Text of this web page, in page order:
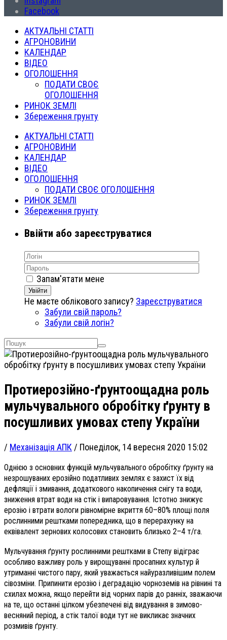
Facebook
АКТУАЛЬНІ СТАТТІ
АГРОНОВИНИ
КАЛЕНДАР
ВІДЕО
ОГОЛОШЕННЯ
ПОДАТИ СВОЄ
ОГОЛОШЕННЯ
РИНОК ЗЕМЛІ
Збереження грунту
АКТУАЛЬНІ СТАТТІ
АГРОНОВИНИ
КАЛЕНДАР
ВІДЕО
ОГОЛОШЕННЯ
ПОДАТИ СВОЄ ОГОЛОШЕННЯ
РИНОК ЗЕМЛІ
Збереження грунту
Ввійти або зареєструватися
Запам'ятати мене
Увійти
Не маєте облікового запису? Зареєструватися
Забули свій пароль?
Забули свій логін?
Протиерозійно-ґрунтоощадна роль
мульчувального обробітку ґрунту в
посушливих умовах степу України
/ Механізація АПК / Понеділок, 14 вересня 2020 15:02
Однією з основних функцій мульчувального обробітку ґрунту на
незрошуваних ерозійно податливих землях є захист їх від
дефляції і змивання, додаткового накопичення снігу та води,
зниження втрат води на стік і випаровування. Істотно знижує
ерозію і втрати вологи рівномірне вкриття 60–80% площі поля
рослинними рештками попередника, що в перерахунку на
еквівалент зернових колосових становить близько 2–4 т/га.
Мульчування ґрунту рослинними рештками в Степу відіграє
особливо важливу роль у вирощуванні просапних культур й
утриманні чистого пару, який уважається найуразливішим полем
сівозміни. Припинити ерозію і деградацію чорноземів на рівнині та
схилах можна, якщо перейти від чорних парів до ранніх, зважаючи
на те, що останні цілком убезпечені від видування в зимово-
весняний період, а стік талої води тут не викликає значних
розмивів ґрунту.